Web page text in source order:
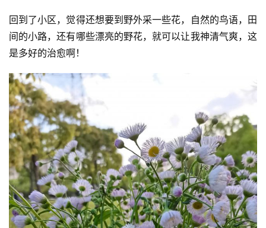
回到了小区，觉得还想要到野外采一些花，自然的鸟语，田
间的小路，还有哪些漂亮的野花，就可以让我神清气爽，这
是多好的治愈啊！